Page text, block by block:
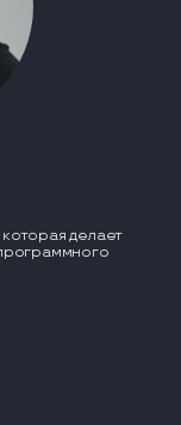
делает